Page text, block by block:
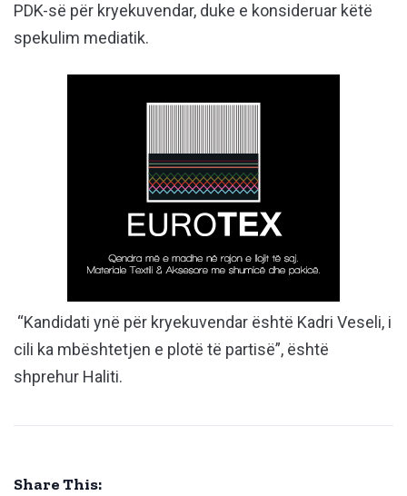
PDK-së për kryekuvendar, duke e konsideruar këtë
spekulim mediatik.
“Kandidati ynë për kryekuvendar është Kadri Veseli, i
cili ka mbështetjen e plotë të partisë”, është
shprehur Haliti.
Share This: